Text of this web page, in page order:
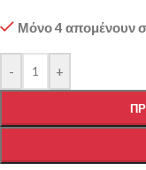
Μόνο 4 απομένουν
- +